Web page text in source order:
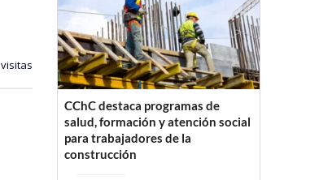
visitas
CChC destaca programas de
salud, formación y atención social
para trabajadores de la
construcción